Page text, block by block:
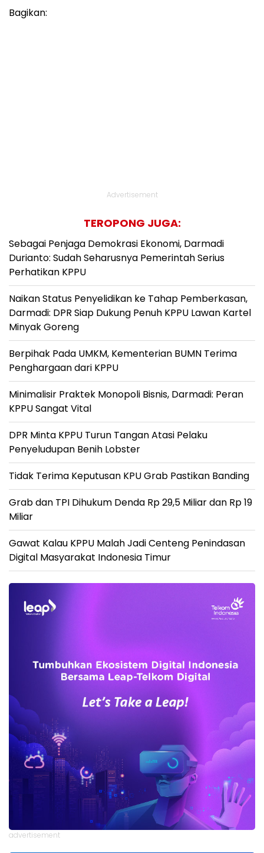
Bagikan:
Advertisement
TEROPONG JUGA:
Sebagai Penjaga Demokrasi Ekonomi, Darmadi
Durianto: Sudah Seharusnya Pemerintah Serius
Perhatikan KPPU
Naikan Status Penyelidikan ke Tahap Pemberkasan,
Darmadi: DPR Siap Dukung Penuh KPPU Lawan Kartel
Minyak Goreng
Berpihak Pada UMKM, Kementerian BUMN Terima
Penghargaan dari KPPU
Minimalisir Praktek Monopoli Bisnis, Darmadi: Peran
KPPU Sangat Vital
DPR Minta KPPU Turun Tangan Atasi Pelaku
Penyeludupan Benih Lobster
Tidak Terima Keputusan KPU Grab Pastikan Banding
Grab dan TPI Dihukum Denda Rp 29,5 Miliar dan Rp 19
Miliar
Gawat Kalau KPPU Malah Jadi Centeng Penindasan
Digital Masyarakat Indonesia Timur
advertisement